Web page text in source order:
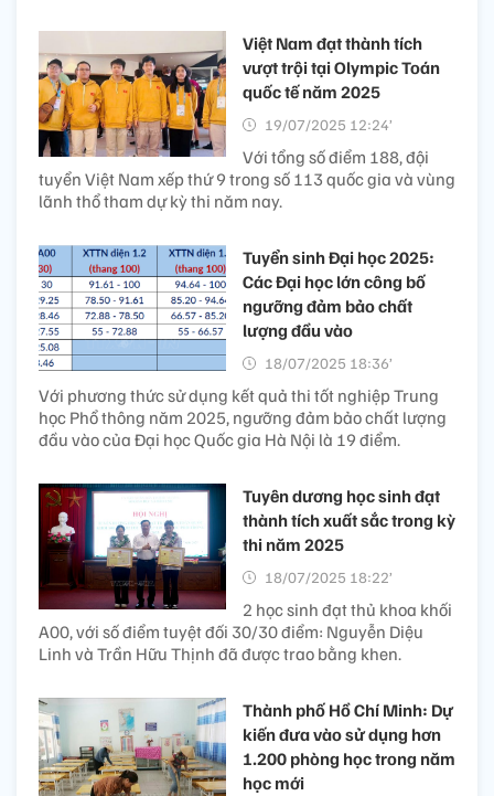
Việt Nam đạt thành tích
vượt trội tại Olympic Toán
quốc tế năm 2025
19/07/2025 12:24’
Với tổng số điểm 188, đội
tuyển Việt Nam xếp thứ 9 trong số 113 quốc gia và vùng
lãnh thổ tham dự kỳ thi năm nay.
Tuyển sinh Đại học 2025:
Các Đại học lớn công bố
ngưỡng đảm bảo chất
lượng đầu vào
18/07/2025 18:36’
Với phương thức sử dụng kết quả thi tốt nghiệp Trung
học Phổ thông năm 2025, ngưỡng đảm bảo chất lượng
đầu vào của Đại học Quốc gia Hà Nội là 19 điểm.
Tuyên dương học sinh đạt
thành tích xuất sắc trong kỳ
thi năm 2025
18/07/2025 18:22’
2 học sinh đạt thủ khoa khối
A00, với số điểm tuyệt đối 30/30 điểm: Nguyễn Diệu
Linh và Trần Hữu Thịnh đã được trao bằng khen.
Thành phố Hồ Chí Minh: Dự
kiến đưa vào sử dụng hơn
1.200 phòng học trong năm
học mới